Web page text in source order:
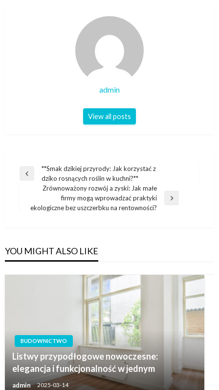
admin
View all posts
Nawigacja
wpisu
Previous
**Smak dzikiej przyrody: Jak korzystać z
dziko rosnących roślin w kuchni?**
Post
Zrównoważony rozwój a zyski: Jak małe
firmy mogą wprowadzać praktyki
ekologiczne bez uszczerbku na rentowności?
YOU MIGHT ALSO LIKE
BUDOWNICTWO
Listwy przypodłogowe nowoczesne:
elegancja i funkcjonalność w jednym
admin 2025-03-14